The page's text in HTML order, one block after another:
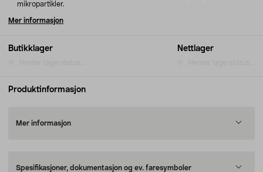
Butikklager Nettlager
mikropartikler.
Mer informasjon
Produktinformasjon
Mer informasjon
Spesifikasjoner, dokumentasjon og ev. faresymboler